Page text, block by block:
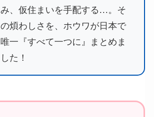
み、仮住まいを手配する…。そ
の煩わしさを、ホウワが日本で
唯一『すべて一つに』まとめま
した！